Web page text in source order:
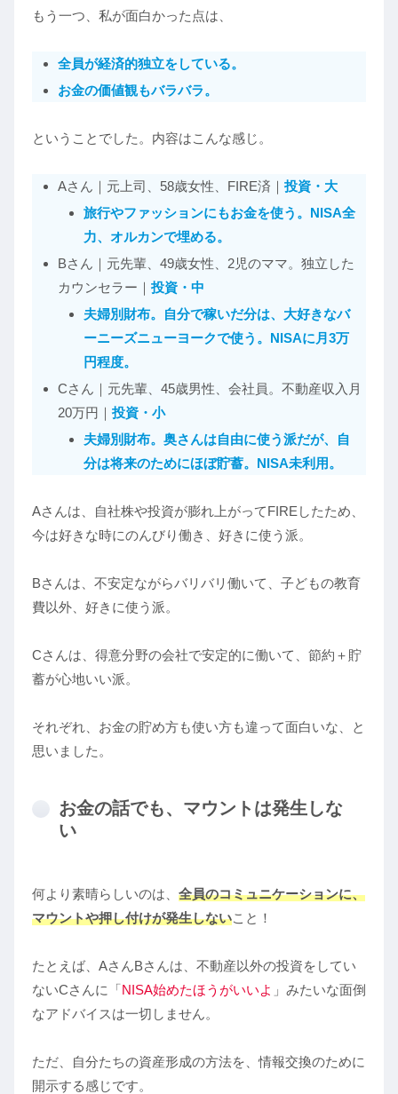
もう一つ、私が面白かった点は、
全員が経済的独立をしている。
お金の価値観もバラバラ。
ということでした。内容はこんな感じ。
Aさん｜元上司、58歳女性、FIRE済｜ 投資 ・ 大
旅行やファッションにもお金を使う。NISA全
力、オルカンで埋める。
Bさん｜元先輩、49歳女性、2児のママ。独立した
カウンセラー｜ 投資・中
夫婦別財布。自分で稼いだ分は、大好きなバ
ーニーズニューヨークで使う。NISAに月3万
円程度。
Cさん｜元先輩、45歳男性、会社員。不動産収入月
20万円｜ 投資・小
夫婦別財布。奥さんは自由に使う派だが、自
分は将来のためにほぼ貯蓄。NISA未利用。
Aさんは、自社株や投資が膨れ上がってFIREしたため、
今は好きな時にのんびり働き、好きに使う派。
Bさんは、不安定ながらバリバリ働いて、子どもの教育
費以外、好きに使う派。
Cさんは、得意分野の会社で安定的に働いて、節約＋貯
蓄が心地いい派。
それぞれ、お金の貯め方も使い方も違って面白いな、と
思いました。
お金の話でも、マウントは発生しな
い
何より素晴らしいのは、 全員のコミュニケーションに、
マウントや押し付けが発生しないこと！
たとえば、AさんBさんは、不動産以外の投資をしてい
ないCさんに「NISA始めたほうがいいよ 」みたいな面倒
なアドバイスは一切しません。
ただ、自分たちの資産形成の方法を、情報交換のために
開示する感じです。